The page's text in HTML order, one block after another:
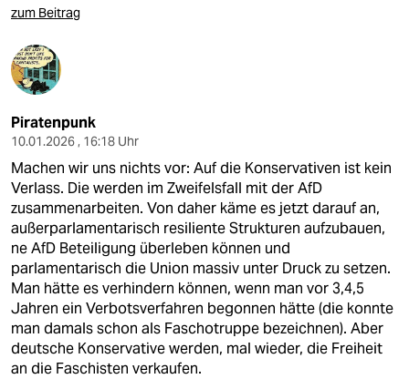
zum Beitrag
Piratenpunk
10.01.2026 , 16:18 Uhr
Machen wir uns nichts vor: Auf die Konservativen ist kein
Verlass. Die werden im Zweifelsfall mit der AfD
zusammenarbeiten. Von daher käme es jetzt darauf an,
außerparlamentarisch resiliente Strukturen aufzubauen,
ne AfD Beteiligung überleben können und
parlamentarisch die Union massiv unter Druck zu setzen.
Man hätte es verhindern können, wenn man vor 3,4,5
Jahren ein Verbotsverfahren begonnen hätte (die konnte
man damals schon als Faschotruppe bezeichnen). Aber
deutsche Konservative werden, mal wieder, die Freiheit
an die Faschisten verkaufen.